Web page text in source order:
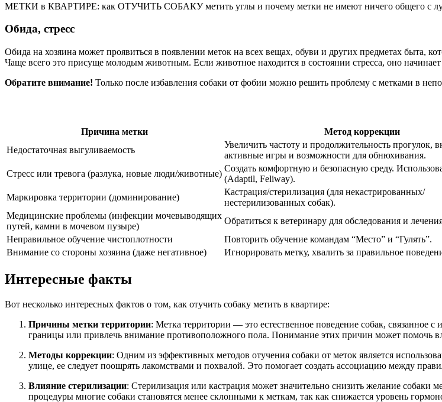
МЕТКИ в КВАРТИРЕ: как ОТУЧИТЬ СОБАКУ метить углы и почему метки не имеют ничего общего с
Обида, стресс
Обида на хозяина может проявиться в появлении меток на всех вещах, обуви и других предметах быта,
Чаще всего это присуще молодым животным. Если животное находится в состоянии стресса, оно
Обратите внимание! Только после избавления собаки от фобии можно решить проблему с метками в
Причина метки Метод коррекции
Недостаточная выгуливаемость
Увеличить частоту и продолжительность прогулок,
активные игры и возможности для обнюхивания.
Стресс или тревога (разлука, новые люди/животные)
Создать комфортную и безопасную среду.
(Adaptil, Feliway).
Маркировка территории (доминирование)
Кастрация/стерилизация (для некастрированных/
нестерилизованных собак).
Медицинские проблемы (инфекции мочевыводящих
путей, камни в мочевом пузыре)
Обратиться к ветеринару для обследования и
Неправильное обучение чистоплотности
Повторить обучение командам “Место” и “Гулять”.
Внимание со стороны хозяина (даже негативное)
Игнорировать метку, хвалить за правильное
Интересные факты
Вот несколько интересных фактов о том, как отучить собаку метить в квартире:
Причины метки территории: Метка территории — это естественное поведение собак, связанное
границы или привлечь внимание противоположного пола. Понимание этих причин может помочь
Методы коррекции: Одним из эффективных методов отучения собаки от меток является
улице, ее следует поощрять лакомствами и похвалой. Это помогает создать ассоциацию между
Влияние стерилизации: Стерилизация или кастрация может значительно снизить желание собаки
процедуры многие собаки становятся менее склонными к меткам, так как снижается уровень